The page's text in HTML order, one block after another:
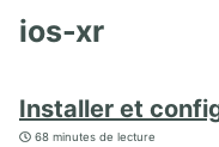
ios-xr
Installer et
68 minutes de lecture